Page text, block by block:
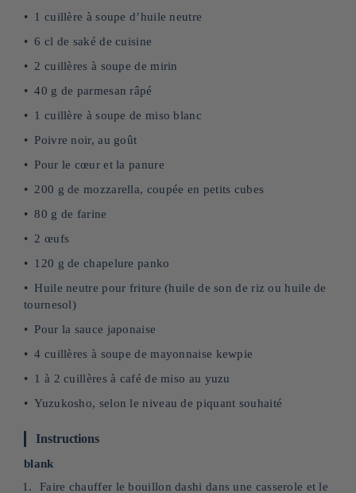
1 cuillère à soupe d’huile neutre
6 cl de saké de cuisine
2 cuillères à soupe de mirin
40 g de parmesan râpé
1 cuillère à soupe de miso blanc
Poivre noir, au goût
Pour le cœur et la panure
200 g de mozzarella, coupée en petits cubes
80 g de farine
2 œufs
120 g de chapelure panko
Huile neutre pour friture (huile de son de riz ou huile de
tournesol)
Pour la sauce japonaise
4 cuillères à soupe de mayonnaise kewpie
1 à 2 cuillères à café de miso au yuzu
Yuzukosho, selon le niveau de piquant souhaité
Instructions
blank
Faire chauffer le bouillon dashi dans une casserole et le